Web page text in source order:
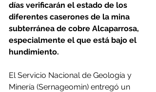
días verificarán el estado de los
diferentes caserones de la mina
subterránea de cobre Alcaparrosa,
especialmente el que está bajo el
hundimiento.
El Servicio Nacional de Geología y
Minería (Sernageomin) entregó un